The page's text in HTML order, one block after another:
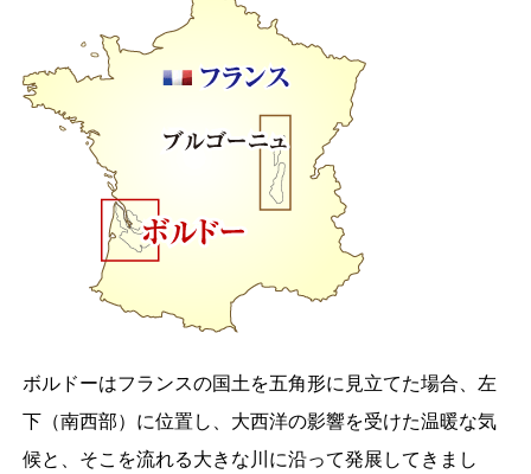
ボルドーはフランスの国土を五角形に見立てた場合、左
下（南西部）に位置し、大西洋の影響を受けた温暖な気
候と、そこを流れる大きな川に沿って発展してきまし